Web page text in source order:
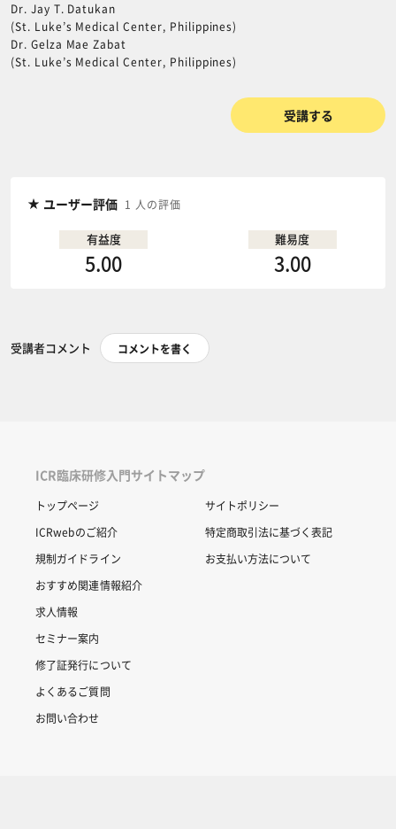
Dr. Jay T. Datukan
(St. Luke’s Medical Center, Philippines)
Dr. Gelza Mae Zabat
(St. Luke’s Medical Center, Philippines)
受講する
ユーザー評価 1 人の評価
有益度
5.00
難易度
3.00
受講者コメント コメントを書く
ICR臨床研修入門サイトマップ
トップページ
ICRwebのご紹介
規制ガイドライン
おすすめ関連情報紹介
求人情報
セミナー案内
修了証発行について
よくあるご質問
お問い合わせ
サイトポリシー
特定商取引法に基づく表記
お支払い方法について